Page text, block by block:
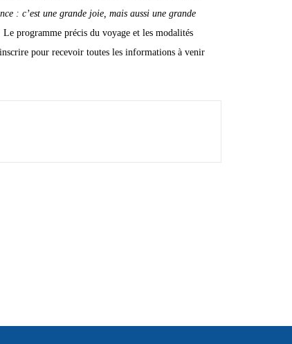
: c’est une grande joie, mais aussi une grande
Le programme précis du voyage et les modalités
pour recevoir toutes les informations à venir